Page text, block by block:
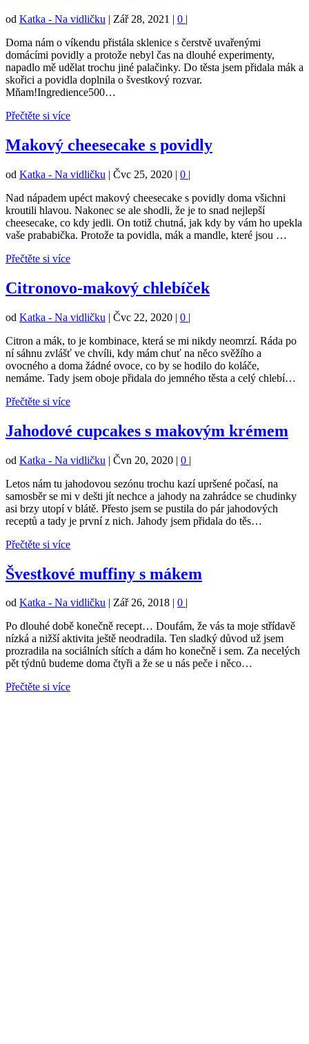
od Katka - Na vidličku | Zář 28, 2021 | 0 |
Doma nám o víkendu přistála sklenice s čerstvě uvařenými
domácími povidly a protože nebyl čas na dlouhé experimenty,
napadlo mě udělat trochu jiné palačinky. Do těsta jsem přidala mák a
skořici a povidla doplnila o švestkový rozvar.
Mňam!Ingredience500…
Přečtěte si více
Makový cheesecake s povidly
od Katka - Na vidličku | Čvc 25, 2020 | 0 |
Nad nápadem upéct makový cheesecake s povidly doma všichni
kroutili hlavou. Nakonec se ale shodli, že je to snad nejlepší
cheesecake, co kdy jedli. On totiž chutná, jak kdy by vám ho upekla
vaše prababička. Protože ta povidla, mák a mandle, které jsou …
Přečtěte si více
Citronovo-makový chlebíček
od Katka - Na vidličku | Čvc 22, 2020 | 0 |
Citron a mák, to je kombinace, která se mi nikdy neomrzí. Ráda po
ní sáhnu zvlášť ve chvíli, kdy mám chuť na něco svěžího a
ovocného a doma žádné ovoce, co by se hodilo do koláče,
nemáme. Tady jsem oboje přidala do jemného těsta a celý chlebí…
Přečtěte si více
Jahodové cupcakes s makovým krémem
od Katka - Na vidličku | Čvn 20, 2020 | 0 |
Letos nám tu jahodovou sezónu trochu kazí upršené počasí, na
samosběr se mi v dešti jít nechce a jahody na zahrádce se chudinky
asi brzy utopí v blátě. Přesto jsem se pustila do pár jahodových
receptů a tady je první z nich. Jahody jsem přidala do těs…
Přečtěte si více
Švestkové muffiny s mákem
od Katka - Na vidličku Zář 26, 2018 0
Po dlouhé době konečně recept… Doufám, že vás ta moje střídavě
nízká a nižší aktivita ještě neodradila. Ten sladký důvod už jsem
prozradila na sociálních sítích a dám ho konečně i sem. Za necelých
pět týdnů budeme doma čtyři a že se u nás peče i něco…
Přečtěte si více